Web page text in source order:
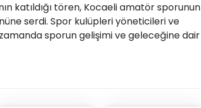
katıldığı tören, Kocaeli amatör sporunun
serdi. Spor kulüpleri yöneticileri ve
sporun gelişimi ve geleceğine dair